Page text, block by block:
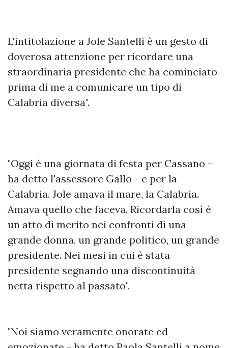
L'intitolazione a Jole Santelli è un gesto di
doverosa attenzione per ricordare una
straordinaria presidente che ha cominciato
prima di me a comunicare un tipo di
Calabria diversa".
"Oggi è una giornata di festa per Cassano -
ha detto l'assessore Gallo - e per la
Calabria. Jole amava il mare, la Calabria.
Amava quello che faceva. Ricordarla così è
un atto di merito nei confronti di una
grande donna, un grande politico, un grande
presidente. Nei mesi in cui è stata
presidente segnando una discontinuità
netta rispetto al passato".
"Noi siamo veramente onorate ed